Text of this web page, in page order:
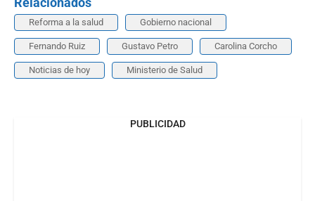
Reforma a la salud Gobierno nacional
Fernando Ruiz Gustavo Petro Carolina Corcho
Noticias de hoy Ministerio de Salud
PUBLICIDAD